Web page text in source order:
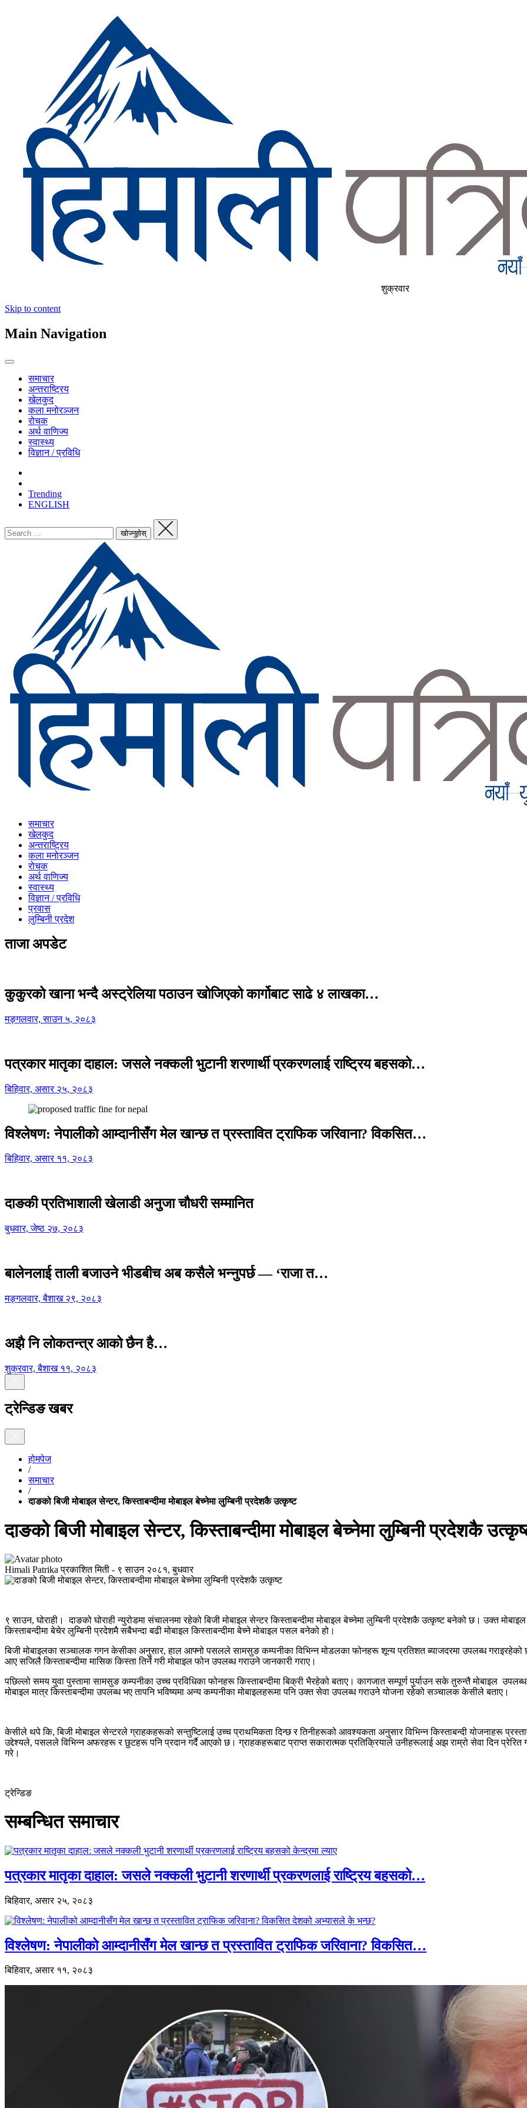
शुक्रवार
Skip to content
Main Navigation
समाचार
अन्तराष्ट्रिय
खेलकुद
कला मनोरञ्जन
रोचक
अर्थ वाणिज्य
स्वास्थ्य
विज्ञान / प्रविधि
Trending
ENGLISH
समाचार
खेलकुद
अन्तराष्ट्रिय
कला मनोरञ्जन
रोचक
अर्थ वाणिज्य
स्वास्थ्य
विज्ञान / प्रविधि
प्रवास
लुम्बिनी प्रदेश
ताजा अपडेट
कुकुरको खाना भन्दै अस्ट्रेलिया पठाउन खोजिएको कार्गोबाट साढे ४ लाखका…
मङ्गलवार, साउन ५, २०८३
पत्रकार मातृका दाहाल: जसले नक्कली भुटानी शरणार्थी प्रकरणलाई राष्ट्रिय बहसको…
बिहिवार, असार २५, २०८३
विश्लेषण: नेपालीको आम्दानीसँग मेल खान्छ त प्रस्तावित ट्राफिक जरिवाना? विकसित…
बिहिवार, असार ११, २०८३
दाङकी प्रतिभाशाली खेलाडी अनुजा चौधरी सम्मानित
बुधवार, जेष्ठ २७, २०८३
बालेनलाई ताली बजाउने भीडबीच अब कसैले भन्नुपर्छ — ‘राजा त…
मङ्गलवार, बैशाख २९, २०८३
अझै नि लोकतन्त्र आको छैन है…
शुक्रवार, बैशाख ११, २०८३
ट्रेन्डिङ खबर
होमपेज
/
समाचार
/
दाङको बिजी मोबाइल सेन्टर, किस्ताबन्दीमा मोबाइल बेच्नेमा लुम्बिनी प्रदेशकै उत्कृष्ट
दाङको बिजी मोबाइल सेन्टर, किस्ताबन्दीमा मोबाइल बेच्नेमा लुम्बिनी प्रदेशकै
Himali Patrika प्रकाशित मिती - ९ साउन २०८१, बुधवार
९ साउन, घोराही। दाङको घोराही न्युरोडमासंचालनमारहेकोबिजीमोबाइल सेन्टर किस्ताबन्दीमा मोबाइल बेच्नेमा लुम्बिनी प्रदेशकै उत्कृष्ट बनेको छ। उक्त
किस्ताबन्दीमा बेचेर लुम्बिनी प्रदेशमै सबैभन्दा बढी मोबाइल किस्ताबन्दीमा बेच्ने मोबाइल पसल बनेको हो।
बिजीमोबाइलका सञ्चालक गगन केसीका अनुसार, हाल आफ्नो पसलले सामसुङ कम्पनीका विभिन्न मोडलका फोनहरू शून्य प्रतिशत ब्याजदरमा उपलब्ध
आए सजिलै किस्ताबन्दीमा मासिक किस्ता तिर्ने गरी मोबाइल फोन उपलब्ध गराउने जानकारी गराए।
पछिल्लो समय युवा पुस्तामा सामसुङ कम्पनीका उच्च प्रविधिका फोनहरू किस्ताबन्दीमा बिक्री भैरहेको बताए। कागजात सम्पूर्ण पुर्याउन सके तुरुन्तै मोबाइल
मोबाइल मात्र किस्ताबन्दीमा उपलब्ध भए तापनि भविष्यमा अन्य कम्पनीका मोबाइलहरूमा पनि उक्त सेवा उपलब्ध गराउने योजना रहेको सञ्चालक केसीले बताए।
केसीले थपे कि,बिजीमोबाइल सेन्टरले ग्राहकहरूको सन्तुष्टिलाई उच्च प्राथमिकता दिन्छ र तिनीहरूको आवश्यकता अनुसार विभिन्न किस्ताबन्दी योजनाहरू
उद्देश्यले, पसलले विभिन्न अफरहरू र छुटहरू पनि प्रदान गर्दै आएको छ। ग्राहकहरूबाट प्राप्त सकारात्मक प्रतिक्रियाले उनीहरूलाई अझ राम्रो सेवा दिन प्रेरित
गरे।
ट्रेन्डिङ
सम्बन्धित समाचार
पत्रकार मातृका दाहाल: जसले नक्कली भुटानी शरणार्थी प्रकरणलाई राष्ट्रिय बहसको…
बिहिवार, असार २५, २०८३
विश्लेषण: नेपालीको आम्दानीसँग मेल खान्छ त प्रस्तावित ट्राफिक जरिवाना? विकसित…
बिहिवार, असार ११, २०८३